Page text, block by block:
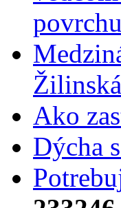
Ako
Dýcha